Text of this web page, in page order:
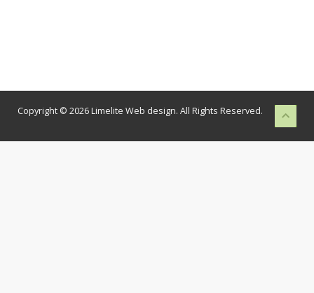
Copyright © 2026 Limelite Web design. All Rights Reserved.